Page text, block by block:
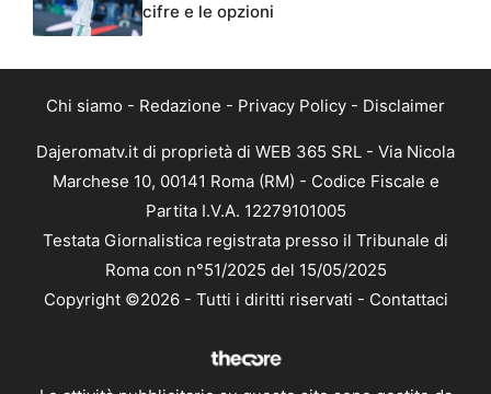
cifre e le opzioni
Chi siamo - Redazione - Privacy Policy - Disclaimer
Dajeromatv.it di proprietà di WEB 365 SRL - Via Nicola
Marchese 10, 00141 Roma (RM) - Codice Fiscale e
Partita I.V.A. 12279101005
Testata Giornalistica registrata presso il Tribunale di
Roma con n°51/2025 del 15/05/2025
Copyright ©2026 - Tutti i diritti riservati - Contattaci